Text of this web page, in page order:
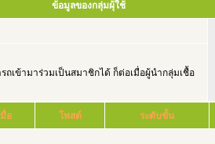
ข้อมูลของกลุ่มผุ้ใช้
เข้ามาร่วมเป็นสมาชิกได้ ก็ต่อเมื่อผู้นำกลุ่มเชื้อ
อ โพสต์ ระดับขั้น